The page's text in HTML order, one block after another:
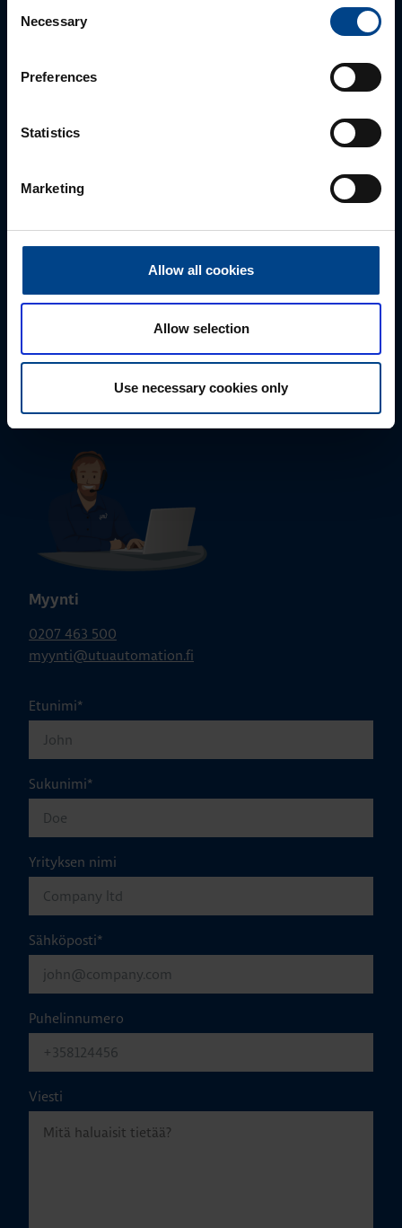
Selection
Necessary
Preferences
Statistics
Marketing
Allow all cookies
Allow selection
Use necessary cookies only
sähköpostitse tai verkkolomakkeen kautta.
tuki@utuautomation.fi
Myynti
0207 463 500
myynti@utuautomation.fi
Etunimi*
Sukunimi*
Yrityksen nimi
Sähköposti*
Puhelinnumero
Viesti